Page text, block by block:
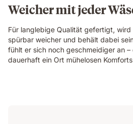
Weicher mit jeder
Für langlebige Qualität gefertigt,
spürbar weicher und behält dabei
fühlt er sich noch geschmeidiger an –
dauerhaft ein Ort mühelosen